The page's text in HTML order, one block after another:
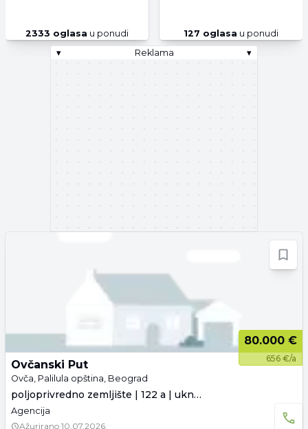
2333 oglasa u ponudi 127 oglasa u ponudi
▾ Reklama ▾
80.000 €
656 €/a
Ovčanski Put
Ovča, Palilula opština, Beograd
poljoprivredno zemljište | 122 a | uknjiženo
Agencija
Ažurirano 10.07.2026.